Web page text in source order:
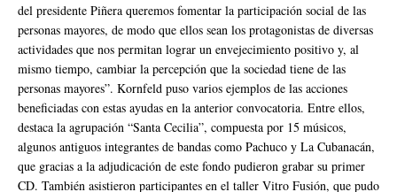
del presidente Piñera queremos fomentar la participación social de las
personas mayores, de modo que ellos sean los protagonistas de diversas
actividades que nos permitan lograr un envejecimiento positivo y, al
mismo tiempo, cambiar la percepción que la sociedad tiene de las
personas mayores”. Kornfeld puso varios ejemplos de las acciones
beneficiadas con estas ayudas en la anterior convocatoria. Entre ellos,
destaca la agrupación “Santa Cecilia”, compuesta por 15 músicos,
algunos antiguos integrantes de bandas como Pachuco y La Cubanacán,
que gracias a la adjudicación de este fondo pudieron grabar su primer
CD. También asistieron participantes en el taller Vitro Fusión, que pudo